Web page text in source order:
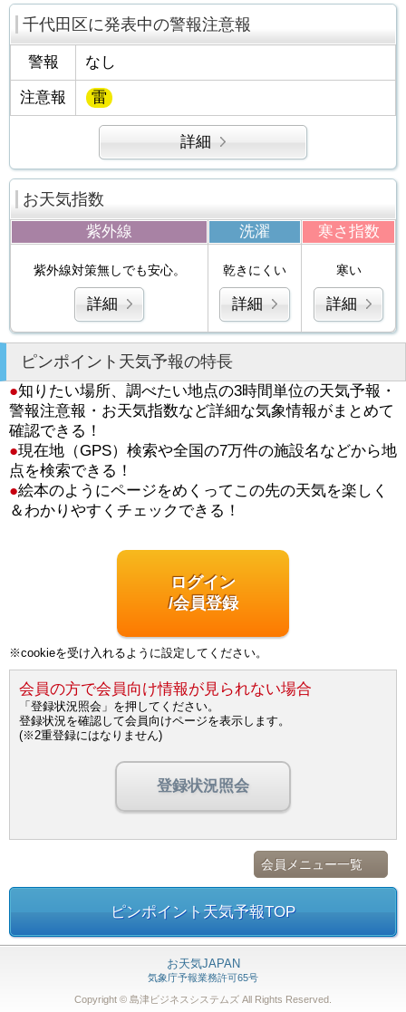
千代田区に発表中の警報注意報
警報 なし
注意報 雷
詳細
お天気指数
紫外線 洗濯 寒さ指数
紫外線対策無しでも安心。
詳細
乾きにくい
詳細
寒い
詳細
ピンポイント天気予報の特長
●知りたい場所、調べたい地点の3時間単位の天気予報・
警報注意報・お天気指数など詳細な気象情報がまとめて
確認できる！
●現在地（GPS）検索や全国の7万件の施設名などから地
点を検索できる！
●絵本のようにページをめくってこの先の天気を楽しく
＆わかりやすくチェックできる！
ログイン
/会員登録
※cookieを受け入れるように設定してください。
会員の方で会員向け情報が見られない場合
「登録状況照会」を押してください。
登録状況を確認して会員向けページを表示します。
(※2重登録にはなりません)
登録状況照会
会員メニュー一覧
ピンポイント天気予報TOP
お天気JAPAN
気象庁予報業務許可65号
Copyright © 島津ビジネスシステムズ All Rights Reserved.